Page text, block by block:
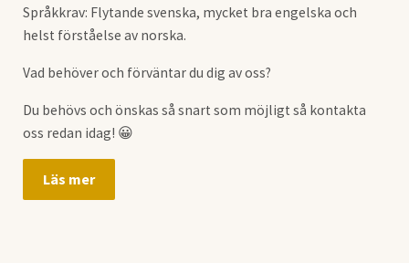
Språkkrav: Flytande svenska, mycket bra engelska och
helst förståelse av norska.
Vad behöver och förväntar du dig av oss?
Du behövs och önskas så snart som möjligt så kontakta
oss redan idag! 😀
Läs mer